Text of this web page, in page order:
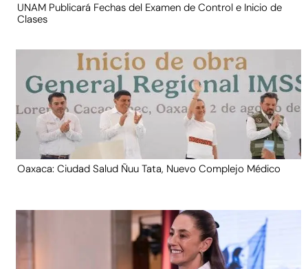
UNAM Publicará Fechas del Examen de Control e Inicio de
Clases
Oaxaca: Ciudad Salud Ñuu Tata, Nuevo Complejo Médico